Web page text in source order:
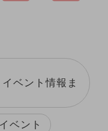
ベント情報ま
ベント